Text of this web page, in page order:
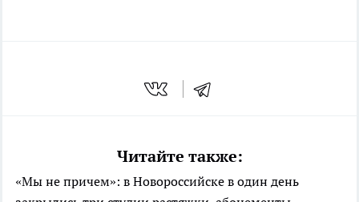
Читайте также:
«Мы не причем»: в Новороссийске в один день